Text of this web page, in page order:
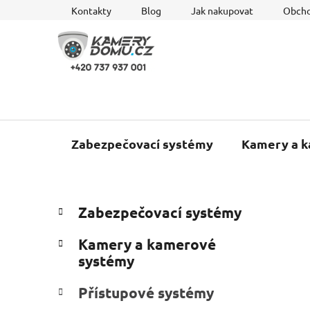
Kontakty Blog Jak nakupovat
Zabezpečovací systémy Kamery a
P
o
s
a
kategorie
a
e
r
Zabezpečovací systémy
Kamery a kamerové
systémy
Přístupové systémy